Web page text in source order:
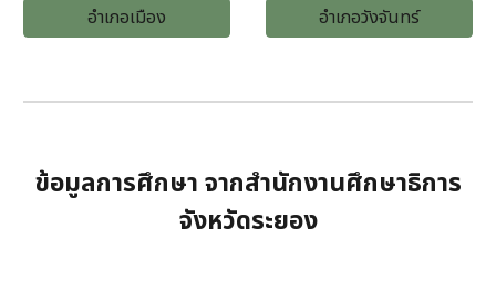
อำเภอเมือง อำเภอวังจันทร์
ข้อมูลการศึกษา จากสำนักงานศึกษาธิการ
จังหวัดระยอง